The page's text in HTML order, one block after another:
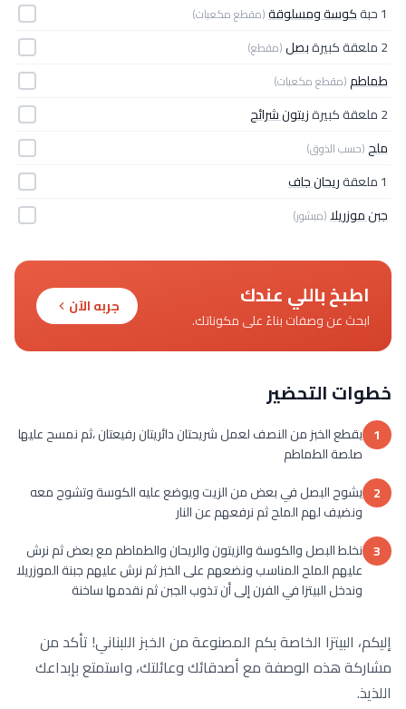
1 حبة
كوسة ومسلوقة(مقطع مكعبات)
2 ملعقة كبيرة بصل(مقطع)
طماطم(مقطع مكعبات)
2 ملعقة كبيرة
زيتون شرائح
ملح(حسب الذوق)
1 ملعقة
ريحان جاف
جبن موزريلا(مبشور)
اطبخ باللي عندك
ابحث عن وصفات بناءً على مكوناتك.
جربه الآن
خطوات التحضير
1 يقطع الخبز من النصف لعمل شريحتان دائريتان رفيعتان ،ثم نمسح عليها
صلصة الطماطم
2 يشوح البصل في بعض من الزيت ويوضع عليه الكوسة وتشوح معه
ونضيف لهم الملح ثم نرفعهم عن النار
3 نخلط البصل والكوسة والزيتون والريحان والطماطم مع بعض ثم نرش
عليهم الملح المناسب ونضعهم على الخبز ثم نرش عليهم جبنة الموزريلا
وندخل البيتزا في الفرن إلى أن تذوب الجبن ثم نقدمها ساخنة
إليكم، البيتزا الخاصة بكم المصنوعة من الخبز اللبناني! تأكد من
مشاركة هذه الوصفة مع أصدقائك وعائلتك، واستمتع بإبداعك
اللذيذ.